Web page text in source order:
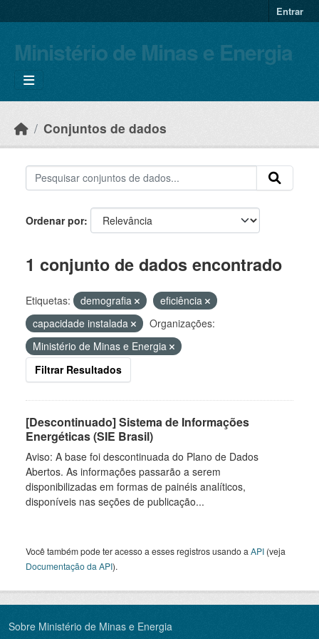
Entrar
Ministério de Minas e Energia
Conjuntos de dados
Ordenar por
1 conjunto de dados encontrado
Etiquetas: demografia
eficiência
capacidade instalada
Organizações:
Ministério de Minas e Energia
Filtrar Resultados
[Descontinuado] Sistema de Informações
Energéticas (SIE Brasil)
Aviso: A base foi descontinuada do Plano de Dados
Abertos. As informações passarão a serem
disponibilizadas em formas de painéis analíticos,
disponíveis nas seções de publicação...
Você também pode ter acesso a esses registros usando a API (veja
Documentação da API).
Sobre Ministério de Minas e Energia